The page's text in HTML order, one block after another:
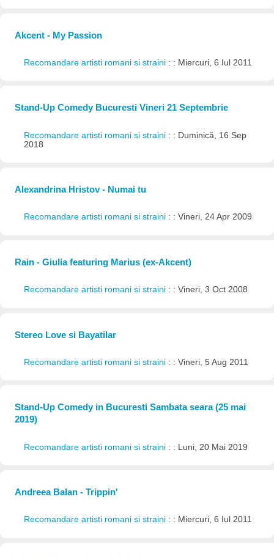
Akcent - My Passion
Recomandare artisti romani si straini : : Miercuri, 6 Iul 2011
Stand-Up Comedy Bucuresti Vineri 21 Septembrie
Recomandare artisti romani si straini : : Duminică, 16 Sep
2018
Alexandrina Hristov - Numai tu
Recomandare artisti romani si straini : : Vineri, 24 Apr 2009
Rain - Giulia featuring Marius (ex-Akcent)
Recomandare artisti romani si straini : : Vineri, 3 Oct 2008
Stereo Love si Bayatilar
Recomandare artisti romani si straini : : Vineri, 5 Aug 2011
Stand-Up Comedy in Bucuresti Sambata seara (25 mai
2019)
Recomandare artisti romani si straini : : Luni, 20 Mai 2019
Andreea Balan - Trippin'
Recomandare artisti romani si straini : : Miercuri, 6 Iul 2011